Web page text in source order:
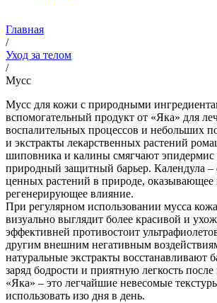
Главная
/
Уход за телом
/
Мусс
Мусс для кожи с природными
вспомогательный продукт от «Яка» для
воспалительных процессов и небольших
и экстракты лекарственных растений
шиповника и калины смягчают эпидермис
природный защитный барьер. Календула –
ценных растений в природе,
регенерирующее влияние.
При регулярном использовании мусса
визуально выглядит более красивой и
эффективней противостоит
другим внешним негативным
натуральные экстракты восстанавливают
заряд бодрости и приятную легкость
«Яка» – это легчайшие невесомые
использовать изо дня в день.